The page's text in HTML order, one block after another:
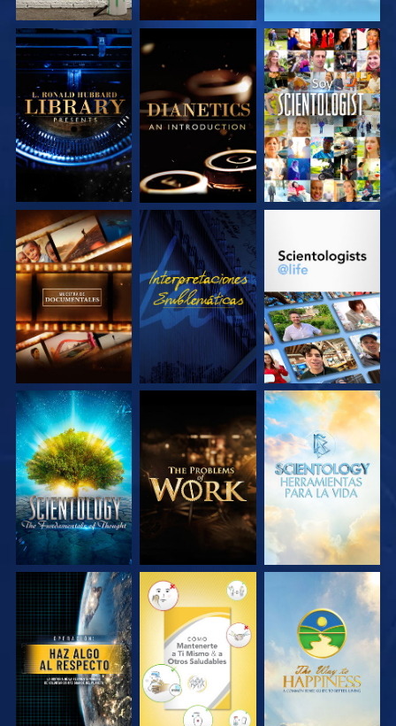
EXPLORA LAS
SERIES
EXPLORA LAS
SERIES
VE
EXPLORA LAS
SERIES
VE
EXPLORA LAS
EXPLORA LAS
SERIES
EXPLORA LAS
SERIES
EXPLORA LAS
SERIES
VE VE VE